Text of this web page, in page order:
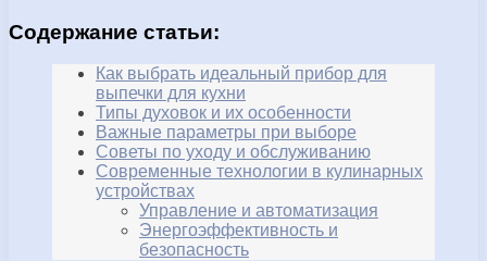
Содержание статьи:
Как выбрать идеальный прибор для
выпечки для кухни
Типы духовок и их особенности
Важные параметры при выборе
Советы по уходу и обслуживанию
Современные технологии в кулинарных
устройствах
Управление и автоматизация
Энергоэффективность и
безопасность